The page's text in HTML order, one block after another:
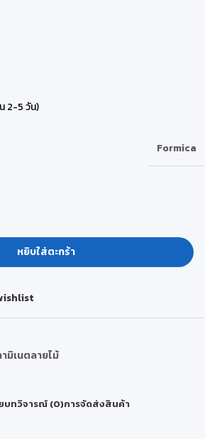
2-5 วัน)
Formica
หยิบใส่ตะกร้า
มิเนตลายไม้
บทวิจารณ์ (0)การจัดส่งสินค้า